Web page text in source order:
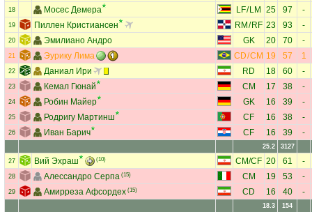
18 Мосес Демера LF/ LM 25 97 -
19 Пиллен Кристиансен RM / RF 23 93 -
20 Эмилиано Андро GK 20 70 -
21 Эурику Лима CD/CM 19 57 1
22 Даниал Ири RD 18 60 -
23 Кемал Гюнай CM 17 38 -
24 Робин Майер GK 16 39 -
25 Родригу Мартинш CF 16 38 -
26 Иван Барич CF 16 39 -
25.2 3127
27 Вий Эхраш (10) CM/CF 20 61 -
28 Алессандро Серпа (15) CM 19 53 -
29 Амирреза Афсордех (15) CD 16 40 -
18.3
154